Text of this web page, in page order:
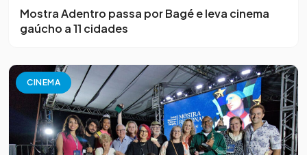
Mostra Adentro passa por Bagé e leva cinema
gaúcho a 11 cidades
CINEMA